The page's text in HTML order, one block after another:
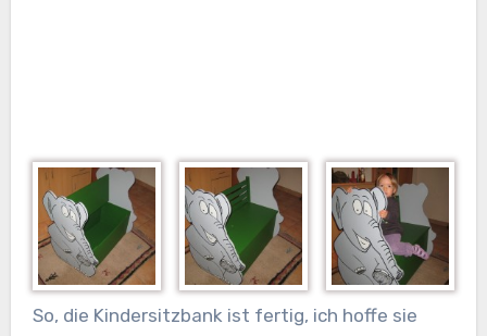
So, die Kindersitzbank ist fertig, ich hoffe sie